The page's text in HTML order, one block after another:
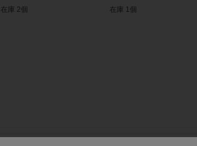
在庫 2個 在庫 1個